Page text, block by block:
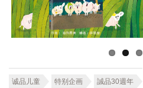
诚品儿童 特别企画 誠品30週年